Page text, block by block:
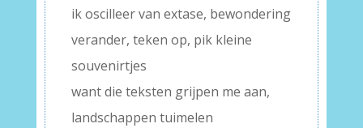
ik oscilleer van extase, bewondering
verander, teken op, pik kleine
souvenirtjes
want die teksten grijpen me aan,
landschappen tuimelen